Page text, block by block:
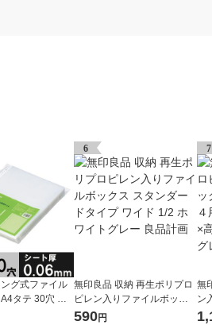
グ式ファイル
タテ 30穴 厚
（100枚） オ
6
無印良品 収納 再生ポリプロ
ピレン入りファイルボック
ス スタンダードタイプ ワイ
590円
7
無
ン
タ